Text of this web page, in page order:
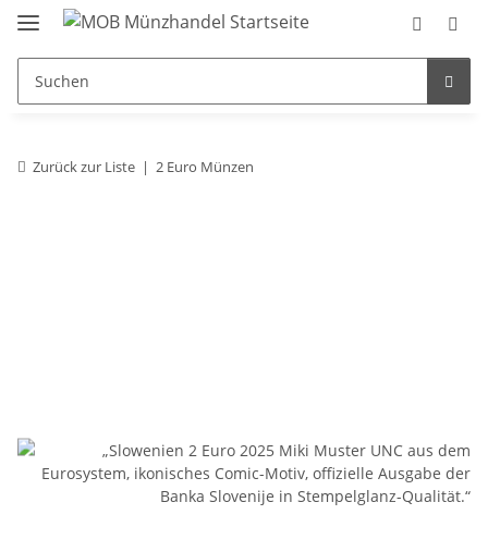
Zurück zur Liste 2 Euro Münzen